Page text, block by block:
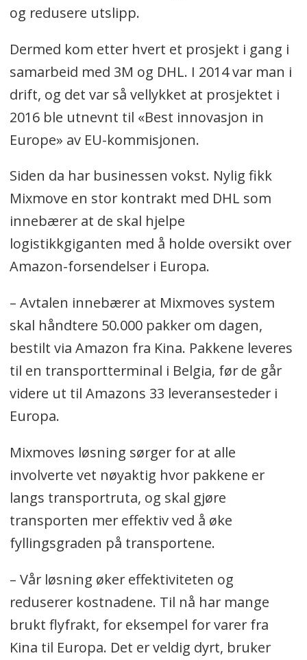
og redusere utslipp.
Dermed kom etter hvert et prosjekt i gang i
samarbeid med 3M og DHL. I 2014 var man i
drift, og det var så vellykket at prosjektet i
2016 ble utnevnt til «Best innovasjon in
Europe» av EU-kommisjonen.
Siden da har businessen vokst. Nylig fikk
Mixmove en stor kontrakt med DHL som
innebærer at de skal hjelpe
logistikkgiganten med å holde oversikt over
Amazon-forsendelser i Europa.
– Avtalen innebærer at Mixmoves system
skal håndtere 50.000 pakker om dagen,
bestilt via Amazon fra Kina. Pakkene leveres
til en transportterminal i Belgia, før de går
videre ut til Amazons 33 leveransesteder i
Europa.
Mixmoves løsning sørger for at alle
involverte vet nøyaktig hvor pakkene er
langs transportruta, og skal gjøre
transporten mer effektiv ved å øke
fyllingsgraden på transportene.
– Vår løsning øker effektiviteten og
reduserer kostnadene. Til nå har mange
brukt flyfrakt, for eksempel for varer fra
Kina til Europa. Det er veldig dyrt, bruker